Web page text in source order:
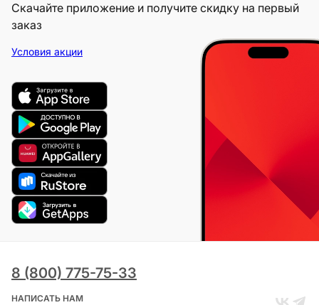
Скачайте приложение и получите скидку на первый
заказ
Условия акции
8 (800) 775-75-33
НАПИСАТЬ НАМ